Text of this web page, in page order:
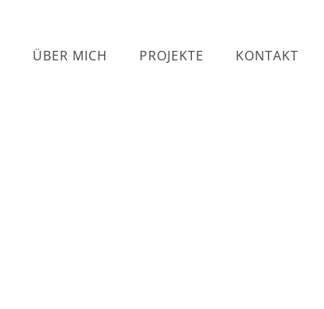
ÜBER MICH PROJEKTE KONTAKT